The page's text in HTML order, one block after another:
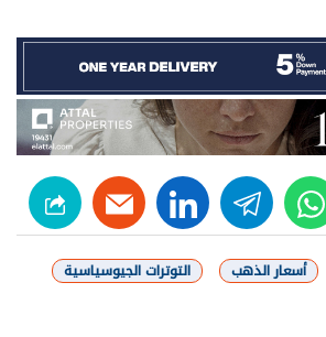
whats
telegram
linkedin
أسعار الذهب التوترات الجيوسياسية